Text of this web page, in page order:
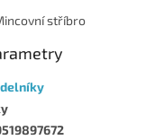
stříbro